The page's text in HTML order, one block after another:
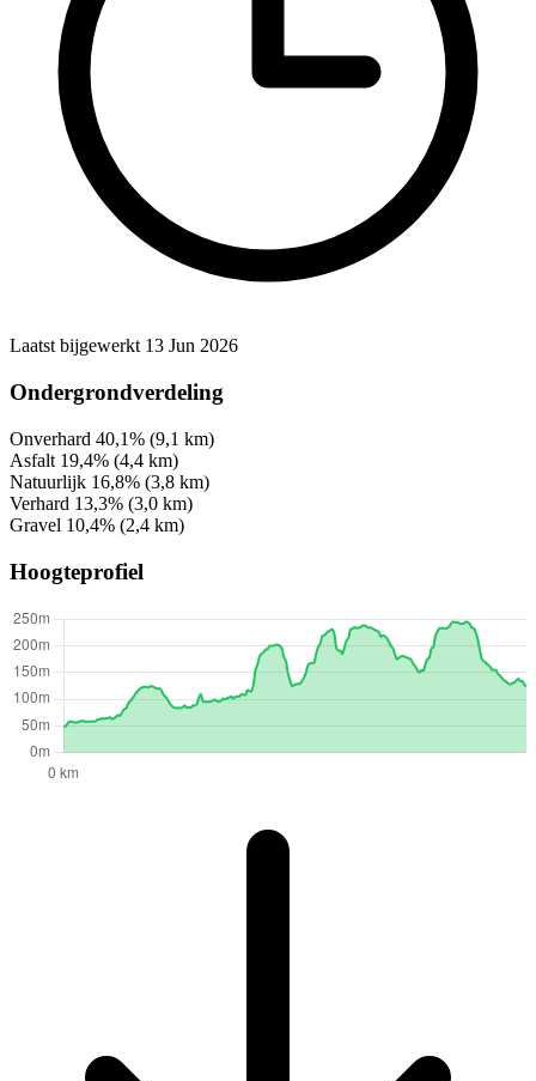
Laatst bijgewerkt 13 Jun 2026
Ondergrondverdeling
Onverhard 40,1% (9,1 km)
Asfalt 19,4% (4,4 km)
Natuurlijk 16,8% (3,8 km)
Verhard 13,3% (3,0 km)
Gravel 10,4% (2,4 km)
Hoogteprofiel